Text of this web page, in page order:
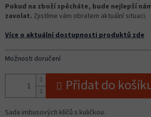
Pokud na zboží spěcháte, bude nejlepší
zavolat. Zjistíme vám obratem aktuální situaci.
Více o aktuální dostupnosti produktů zde
Možnosti doručení
Přidat do
Sada imbusových klíčů s kuličkou.